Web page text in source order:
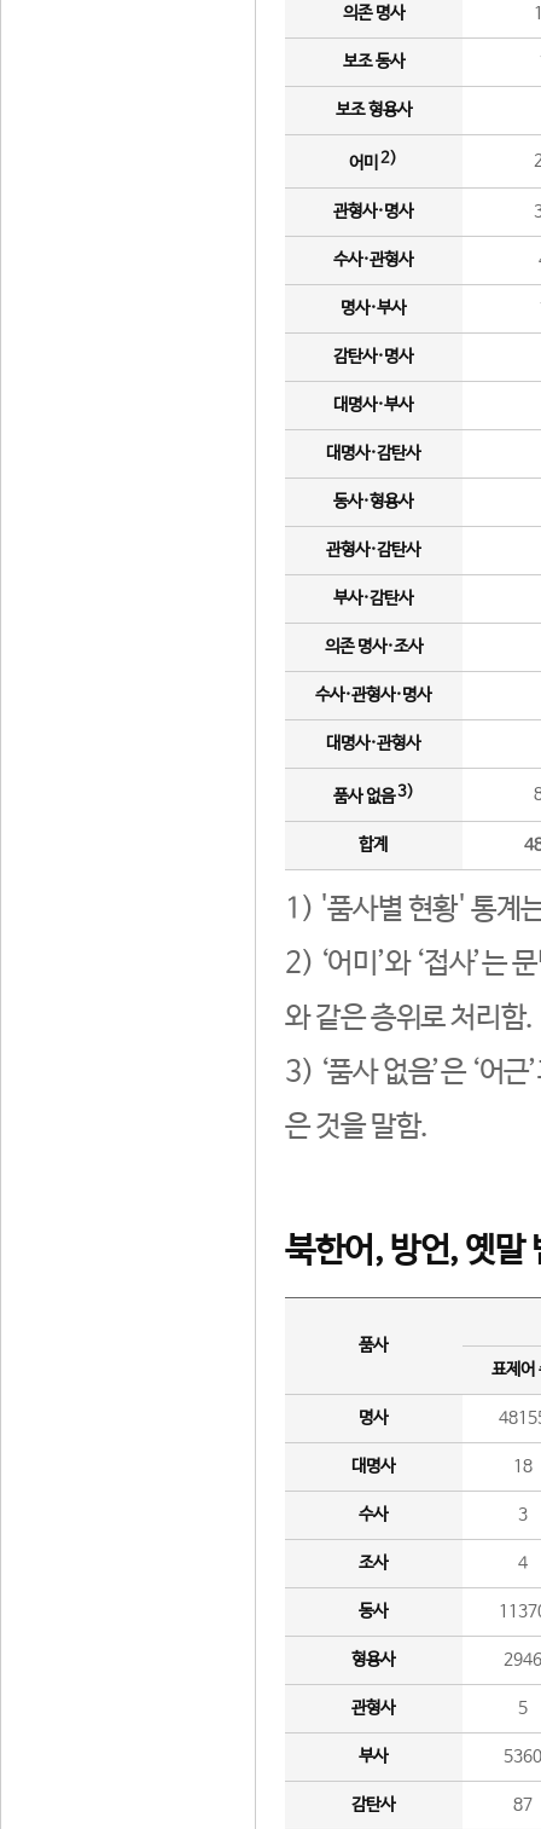
의존 명사
보조 동사
보조 형용사
어미 2)
관형사·명사
수사·관형사
명사·부사
감탄사·명사
대명사·부사
대명사·감탄사
동사·형용사
관형사·감탄사
부사·감탄사
의존 명사·조사
수사·관형사·명사
대명사·관형사
품사 없음3)
합계
1) '품사별 현황' 통계
2) ‘어미’와 ‘접사’는
와 같은 층위로 처리함.
3) ‘품사 없음’은 ‘어
은 것을 말함.
북한어, 방언, 옛말
품사
표제어
명사
대명사 18
수사 3
조사 4
동사
형용사 2946
관형사 5
부사 5360
감탄사 87